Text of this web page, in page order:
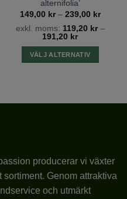
MARUSHKA
1 – 3
SMÅ
SOLIGT/HALVSKUGGIGT
pH 4,5-5,5
alternifolia’
149,00 kr – 239,00 kr
till
exkl. moms: 119,20 kr–
191,20 kr
VÄLJ ALTERNATIV
har
alternativen
kan
väljas
producerar vi växter
Genom attraktiva
och utmärkt